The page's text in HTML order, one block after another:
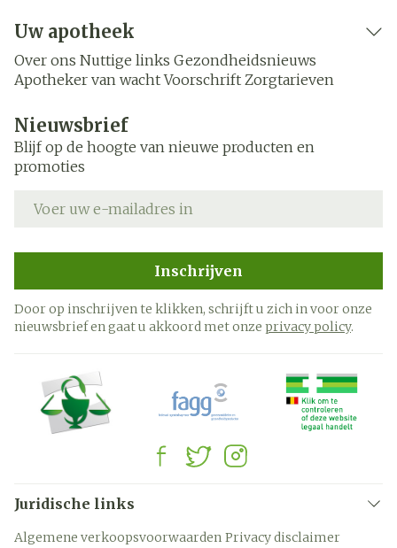
Uw apotheek
Over ons Nuttige links Gezondheidsnieuws
Apotheker van wacht Voorschrift Zorgtarieven
Nieuwsbrief
Blijf op de hoogte van nieuwe producten en
promoties
Inschrijven
Door op inschrijven te klikken, schrijft u zich in voor onze
nieuwsbrief en gaat u akkoord met onze privacy policy.
Juridische links
Algemene verkoopsvoorwaarden Privacy disclaimer